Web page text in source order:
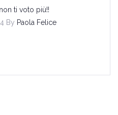
ti voto più!!
By Paola Felice